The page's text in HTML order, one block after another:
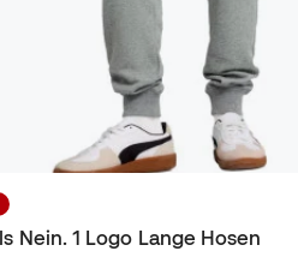
Nein. 1 Logo Lange Hosen